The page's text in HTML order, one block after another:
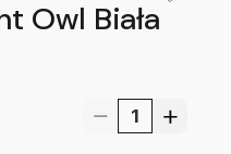
Owl Biała